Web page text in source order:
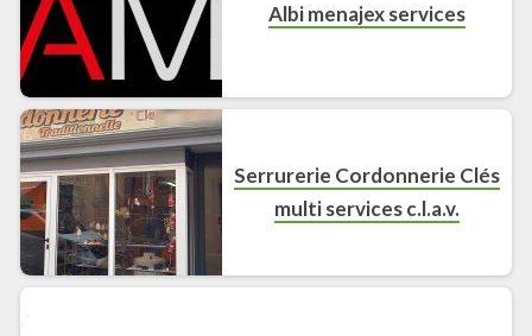
Albi menajex services
Serrurerie Cordonnerie Clés
multi services c.l.a.v.